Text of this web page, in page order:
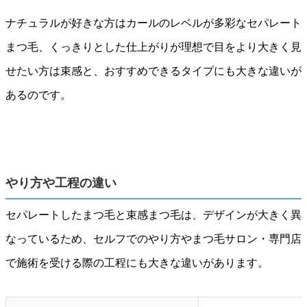
ナチュラルが好きな方はカールのレベルが多彩なセパレート
まつ毛、くっきりとした仕上がりが理想で目をより大きく見
せたい方は束感と、おすすめできるタイプにも大きな違いが
あるのです。
やり方や工程の違い
セパレートしたまつ毛と束感まつ毛は、デザインが大きく異
なっているため、セルフでのやり方やまつ毛サロン・専門店
で施術を受ける際の工程にも大きな違いがあります。